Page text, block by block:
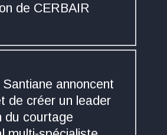
de CERBAIR
annoncent
de créer un leader
du courtage